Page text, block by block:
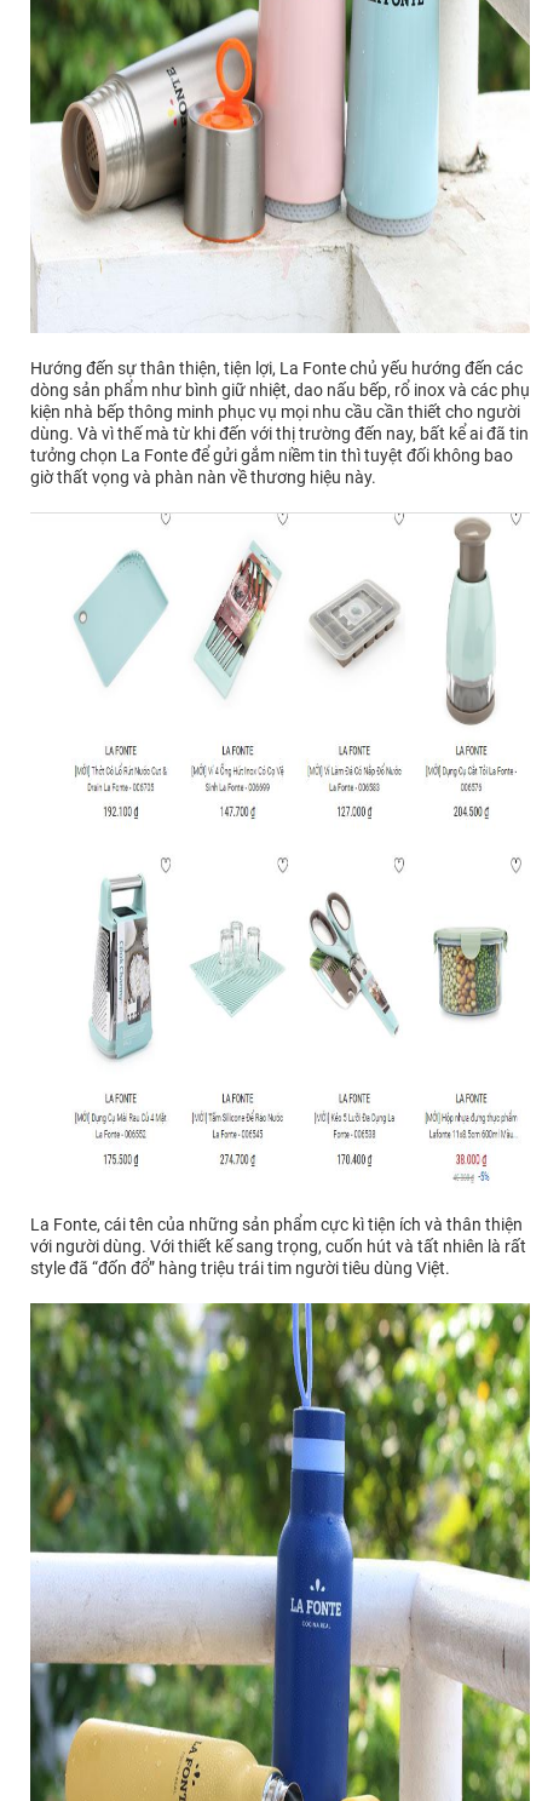
Hướng đến sự thân thiện, tiện lợi, La Fonte chủ yếu hướng đến các
dòng sản phẩm như bình giữ nhiệt, dao nấu bếp, rổ inox và các phụ
kiện nhà bếp thông minh phục vụ mọi nhu cầu cần thiết cho người
dùng. Và vì thế mà từ khi đến với thị trường đến nay, bất kể ai đã tin
tưởng chọn La Fonte để gửi gắm niềm tin thì tuyệt đối không bao
giờ thất vọng và phàn nàn về thương hiệu này.
La Fonte, cái tên của những sản phẩm cực kì tiện ích và thân thiện
với người dùng. Với thiết kế sang trọng, cuốn hút và tất nhiên là rất
style đã “đốn đổ” hàng triệu trái tim người tiêu dùng Việt.